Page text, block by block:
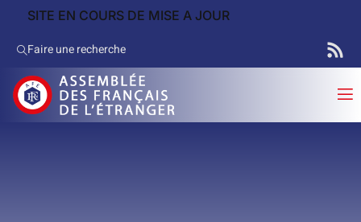
SITE EN COURS DE MISE A JOUR
Faire une recherche